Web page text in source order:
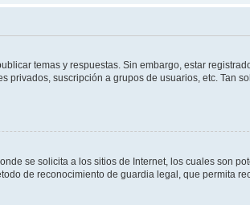
temas y respuestas. Sin embargo, estar
suscripción a grupos de usuarios, etc. Tan
se solicita a los sitios de Internet, los cuales son
de reconocimiento de guardia legal, que permita